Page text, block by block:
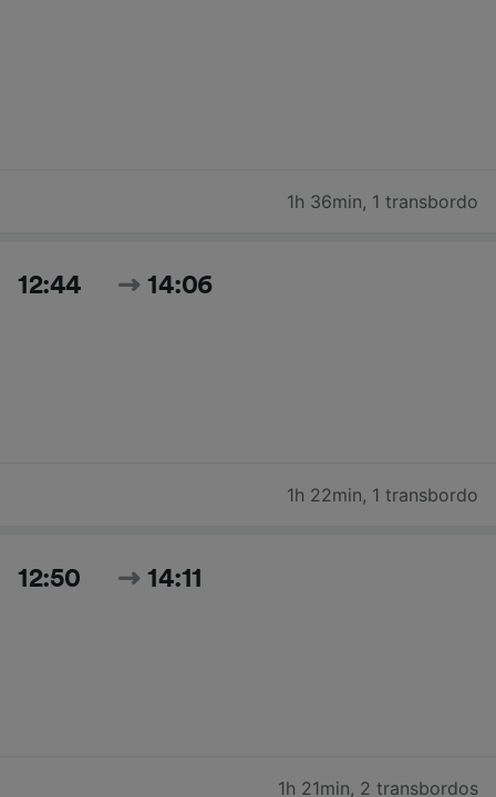
1h 36min, 1 transbordo
12:44 14:06
1h 22min, 1 transbordo
12:50 14:11
1h 21min, 2 transbordos